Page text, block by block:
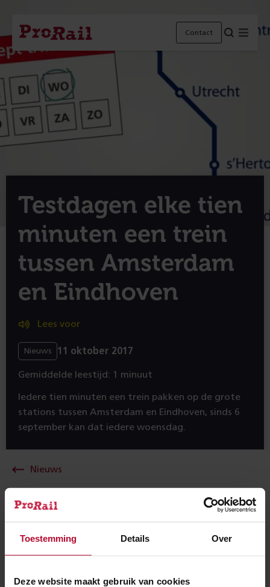
Toestemming Details Over
Deze website maakt gebruik van cookies
Navigatie
Homepage
ProRail
Contact Menu
Testdagen elke tien
minuten een trein
tussen Amsterdam
en Eindhoven
Lees voor
Nieuws 11 oktober 2017
Gemiddelde leestijd: 1 minuut
Iedere tien minuten een trein pakken op de grote
stations tussen Amsterdam en Eindhoven, sinds 6
september kan dat iedere woensdag.
Nieuws
dichtligtijden en gedrag op overwegen, ook in Vught.